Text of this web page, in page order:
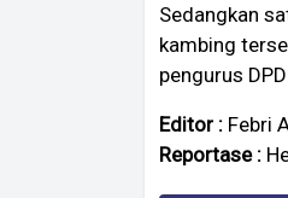
Sedangkan
kambing
pengurus
Editor : Febri
Reportase :